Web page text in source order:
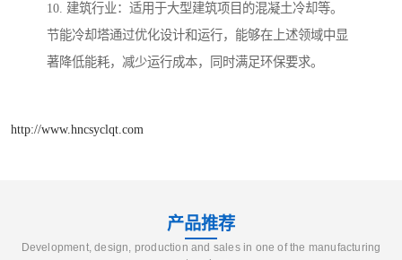
10. 建筑行业：适用于大型建筑项目的混凝土冷却等。
节能冷却塔通过优化设计和运行，能够在上述领域中显
著降低能耗，减少运行成本，同时满足环保要求。
http://www.hncsyclqt.com
产品推荐
Development, design, production and sales in one of the manufacturing